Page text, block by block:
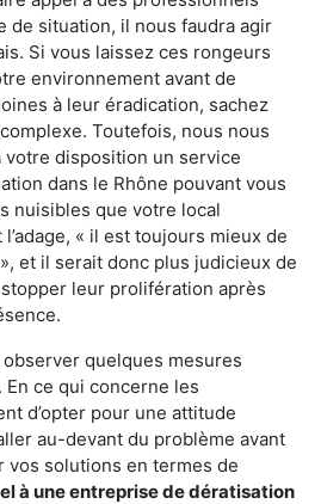
de situation, il nous faudra agir
Si vous laissez ces rongeurs
environnement avant de
à leur éradication, sachez
Toutefois, nous nous
disposition un service
dans le Rhône pouvant vous
nuisibles que votre local
« il est toujours mieux de
et il serait donc plus judicieux de
leur prolifération après
quelques mesures
ce qui concerne les
d’opter pour une attitude
au-devant du problème avant
vos solutions en termes de
à une entreprise de dératisation